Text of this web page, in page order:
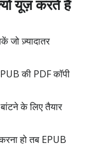
यूज़ करते हैं
जो ज़्यादातर
की PDF कॉपी
के लिए तैयार
हो तब EPUB